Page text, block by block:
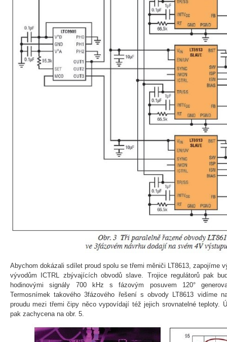
Abychom dokázali sdílet proud spolu se třemi měniči LT8613, zapojíme
vývodům ICTRL zbývajících obvodů slave. Trojice regulátorů pak
hodinovými signály 700 kHz s fázovým posuvem 120°
Termosnímek takového 3fázového řešení s obvody LT8613 vidíme
proudu mezi třemi čipy něco vypovídají též jejich srovnatelné teploty.
pak zachycena na obr. 5.